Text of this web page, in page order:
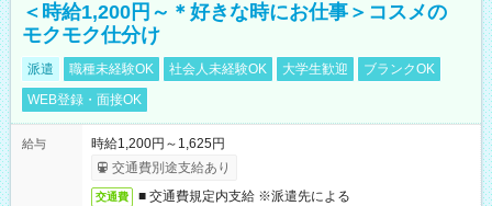
＜時給1,200円～＊好きな時にお仕事＞コスメの
モクモク仕分け
派遣 職種未経験OK 社会人未経験OK 大学生歓迎
ブランクOK
WEB登録・面接OK
給与
時給1,200円～1,625円
交通費別途支給あり
交通費 ■ 交通費規定内支給 ※派遣先による